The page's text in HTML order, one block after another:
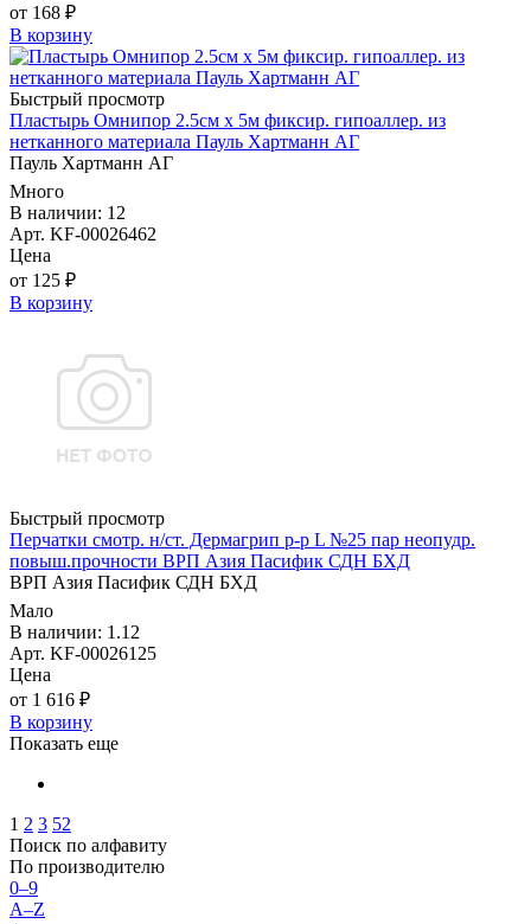
от 168 ₽
В корзину
Быстрый просмотр
Пластырь Омнипор 2.5см х 5м фиксир. гипоаллер. из
нетканного материала Пауль Хартманн AГ
Пауль Хартманн AГ
Много
В наличии: 12
Арт. KF-00026462
Цена
от 125 ₽
В корзину
Быстрый просмотр
Перчатки смотр. н/ст. Дермагрип р-р L №25 пар неопудр.
повыш.прочности ВРП Азия Пасифик СДН БХД
ВРП Азия Пасифик СДН БХД
Мало
В наличии: 1.12
Арт. KF-00026125
Цена
от 1 616 ₽
В корзину
Показать еще
1 2 3 52
Поиск по алфавиту
По производителю
0–9
A–Z